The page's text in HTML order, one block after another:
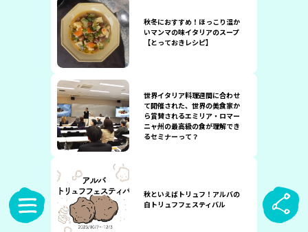
秋冬におすすめ！ほっこり温か
いマンマの味イタリアのスープ
【とっておきレシピ】
世界イタリア料理週間に合わせ
て開催された、世界の美食家か
ら賞賛されるエミリア・ロマー
ニャ州の最高級の食が理解でき
るセミナーって？
秋といえばトリュフ！アルバの
白トリュフフェスティバル